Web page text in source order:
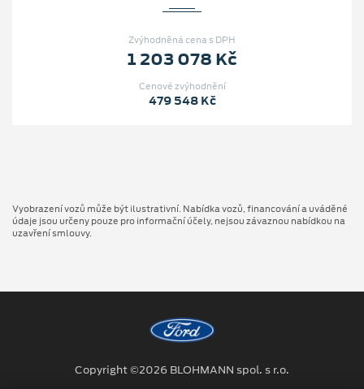
Zvýhodněná cena s DPH
1 203 078 Kč
Cenové zvýhodnění
479 548 Kč
Vyobrazení vozů může být ilustrativní. Nabídka vozů, financování a uváděné
údaje jsou určeny pouze pro informační účely, nejsou závaznou nabídkou na
uzavření smlouvy.
Copyright ©2026 BLOHMANN spol. s r.o.